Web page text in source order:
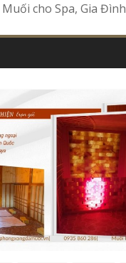
Muối cho Spa, Gia Đình